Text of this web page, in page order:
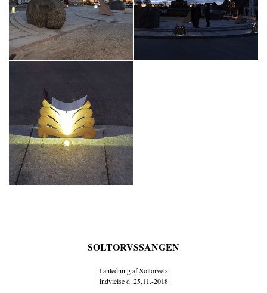
SOLTORVSSANGEN
I anledning af Soltorvets
indvielse d. 25.11.-2018